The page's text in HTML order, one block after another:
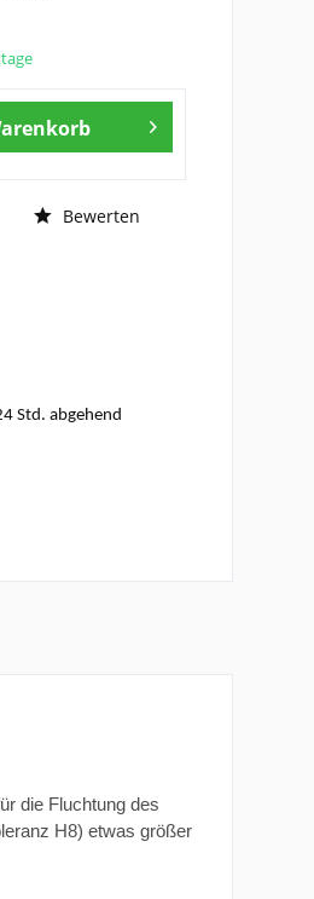
Bewerten
Std. abgehend
die Fluchtung des
H8) etwas größer